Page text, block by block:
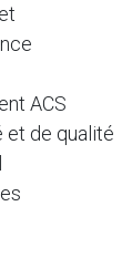
ACS
et de qualité